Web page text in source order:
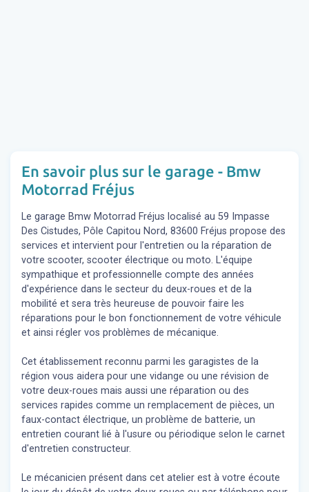
En savoir plus sur le garage - Bmw
Motorrad Fréjus
Le garage Bmw Motorrad Fréjus localisé au 59 Impasse
Des Cistudes, Pôle Capitou Nord, 83600 Fréjus propose des
services et intervient pour l'entretien ou la réparation de
votre scooter, scooter électrique ou moto. L'équipe
sympathique et professionnelle compte des années
d'expérience dans le secteur du deux-roues et de la
mobilité et sera très heureuse de pouvoir faire les
réparations pour le bon fonctionnement de votre véhicule
et ainsi régler vos problèmes de mécanique.
Cet établissement reconnu parmi les garagistes de la
région vous aidera pour une vidange ou une révision de
votre deux-roues mais aussi une réparation ou des
services rapides comme un remplacement de pièces, un
faux-contact électrique, un problème de batterie, un
entretien courant lié à l'usure ou périodique selon le carnet
d'entretien constructeur.
Le mécanicien présent dans cet atelier est à votre écoute